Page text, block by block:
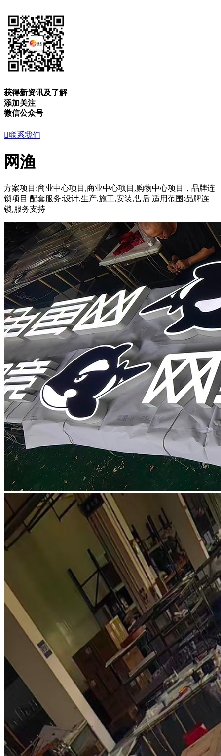
获得新资讯及了解
添加关注
微信公众号
联系我们
网渔
方案项目:商业中心项目,商业中心项目,购物中心项目，品牌连
锁项目 配套服务:设计,生产,施工,安装,售后 适用范围:品牌连
锁,服务支持